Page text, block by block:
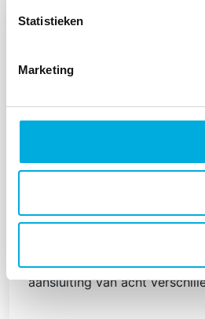
Statistieken
Marketing
Uitbreiding hybride
batterij hebben Batenburg
Batenburg Installatietechniek
gezorgd voor de levering,
aansluiting van acht